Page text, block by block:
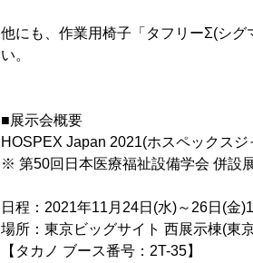
他にも、作業用椅子「タフリーΣ(シ
い。
■展示会概要
HOSPEX Japan 2021(ホスペックスジ
※ 第50回日本医療福祉設備学会 併設
日程：2021年11月24日(水)～26日(金
場所：東京ビッグサイト 西展示棟(東
【タカノ ブース番号：2T-35】